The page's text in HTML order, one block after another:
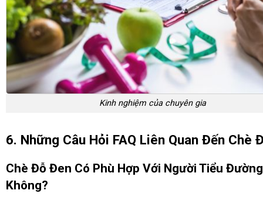
Kinh nghiệm của chuyên gia
6. Những Câu Hỏi FAQ Liên Quan Đến Chè
Chè Đỗ Đen Có Phù Hợp Với Người Tiểu Đường
Không?